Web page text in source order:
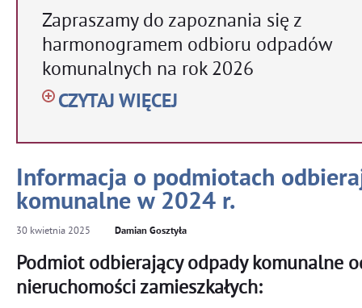
Zapraszamy do zapoznania się z
harmonogramem odbioru odpadów
komunalnych na rok 2026
CZYTAJ WIĘCEJ
Informacja o podmiotach
komunalne w 2024 r.
30 kwietnia 2025 Damian Gosztyła
Podmiot odbierający odpady komunalne
nieruchomości zamieszkałych: